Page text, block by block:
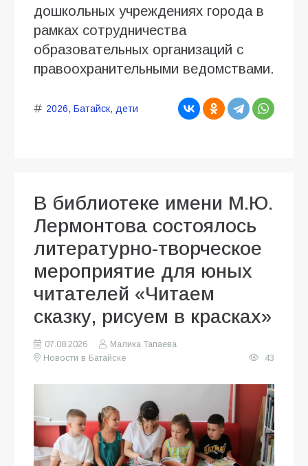
дошкольных учреждениях города в
рамках сотрудничества
образовательных организаций с
правоохранительными ведомствами.
2026, Батайск, дети
В библиотеке имени М.Ю.
Лермонтова состоялось
литературно-творческое
мероприятие для юных
читателей «Читаем
сказку, рисуем в красках»
07.08.2026
Малика Тапаева
Новости в Батайске
43